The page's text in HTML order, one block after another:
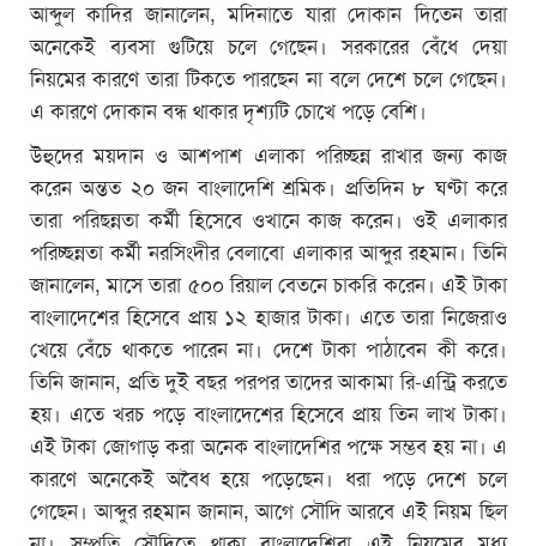
আব্দুল কাদির জানালেন, মদিনাতে যারা দোকান দিতেন তারা
অনেকেই ব্যবসা গুটিয়ে চলে গেছেন। সরকারের বেঁধে দেয়া
নিয়মের কারণে তারা টিকতে পারছেন না বলে দেশে চলে গেছেন।
এ কারণে দোকান বন্ধ থাকার দৃশ্যটি চোখে পড়ে বেশি।
উহুদের ময়দান ও আশপাশ এলাকা পরিচ্ছন্ন রাখার জন্য কাজ
করেন অন্তত ২০ জন বাংলাদেশি শ্রমিক। প্রতিদিন ৮ ঘণ্টা করে
তারা পরিছন্নতা কর্মী হিসেবে ওখানে কাজ করেন। ওই এলাকার
পরিচ্ছন্নতা কর্মী নরসিংদীর বেলাবো এলাকার আব্দুর রহমান। তিনি
জানালেন, মাসে তারা ৫০০ রিয়াল বেতনে চাকরি করেন। এই টাকা
বাংলাদেশের হিসেবে প্রায় ১২ হাজার টাকা। এতে তারা নিজেরাও
খেয়ে বেঁচে থাকতে পারেন না। দেশে টাকা পাঠাবেন কী করে।
তিনি জানান, প্রতি দুই বছর পরপর তাদের আকামা রি-এন্ট্রি করতে
হয়। এতে খরচ পড়ে বাংলাদেশের হিসেবে প্রায় তিন লাখ টাকা।
এই টাকা জোগাড় করা অনেক বাংলাদেশির পক্ষে সম্ভব হয় না। এ
কারণে অনেকেই অবৈধ হয়ে পড়েছেন। ধরা পড়ে দেশে চলে
গেছেন। আব্দুর রহমান জানান, আগে সৌদি আরবে এই নিয়ম ছিল